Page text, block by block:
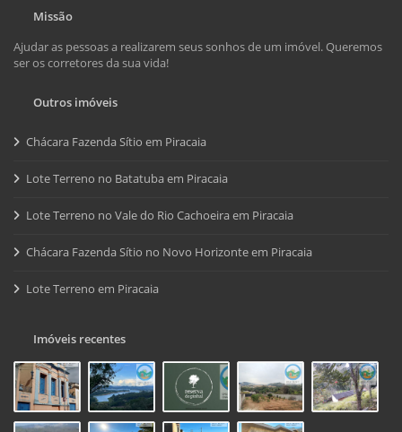
Missão
Ajudar as pessoas a realizarem seus sonhos de um imóvel. Queremos
ser os corretores da sua vida!
Outros imóveis
Chácara Fazenda Sítio em Piracaia
Lote Terreno no Batatuba em Piracaia
Lote Terreno no Vale do Rio Cachoeira em Piracaia
Chácara Fazenda Sítio no Novo Horizonte em Piracaia
Lote Terreno em Piracaia
Imóveis recentes